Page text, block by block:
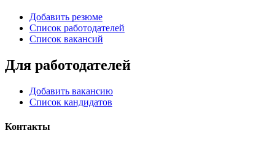
Добавить резюме
Список работодателей
Список вакансий
Для работодателей
Добавить вакансию
Список кандидатов
Контакты